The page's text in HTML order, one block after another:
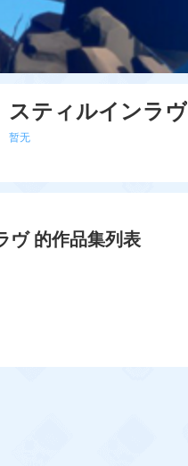
スティルインラヴ
暂无
ヴ 的作品集列表